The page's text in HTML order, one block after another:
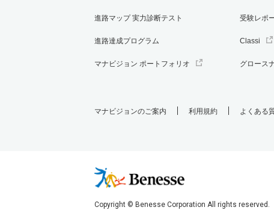
進路マップ 実力診断テスト
進路達成プログラム
マナビジョン ポートフォリオ
受験レポ
Classi
グロース
マナビジョンのご案内 利用規約 よくある
Copyright © Benesse Corporation All rights reserved.